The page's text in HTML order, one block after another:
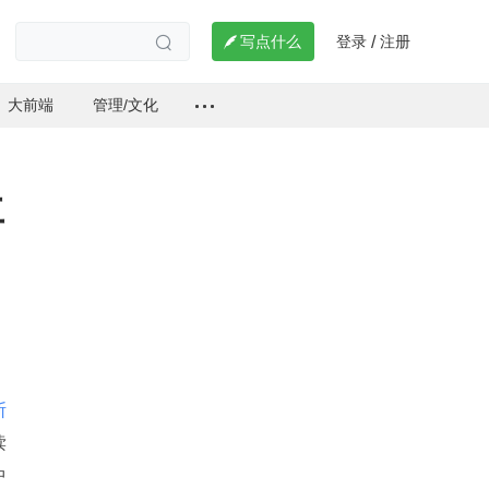
  写点什么 登录 / 注册
大前端 管理/文化